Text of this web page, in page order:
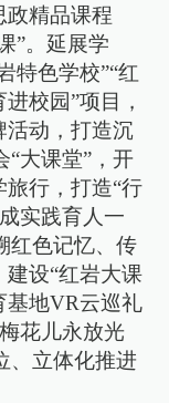
政精品课程
”。延展学
特色学校”“红
校园”项目，
活动，打造沉
“大课堂”，开
旅行，打造“行
实践育人一
红色记忆、传
建设“红岩大课
基地VR云巡礼
花儿永放光
、立体化推进